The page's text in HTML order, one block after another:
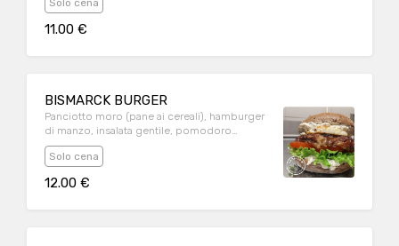
Solo cena
11.00 €
BISMARCK BURGER
Panciotto moro (pane ai cereali), hamburger
di manzo, insalata gentile, pomodoro
ramato, formaggio latteria, salsa tartara,
cipolla caramellata, uovo all'occhio di bue.
Solo cena
12.00 €